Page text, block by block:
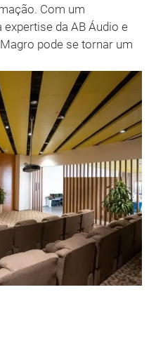
Com um
da AB Áudio e
pode se tornar um